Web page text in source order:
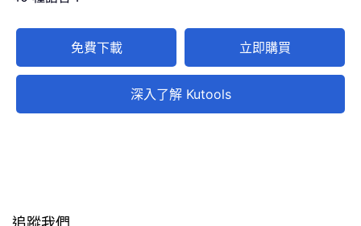
免費下載 立即購買
深入了解 Kutools